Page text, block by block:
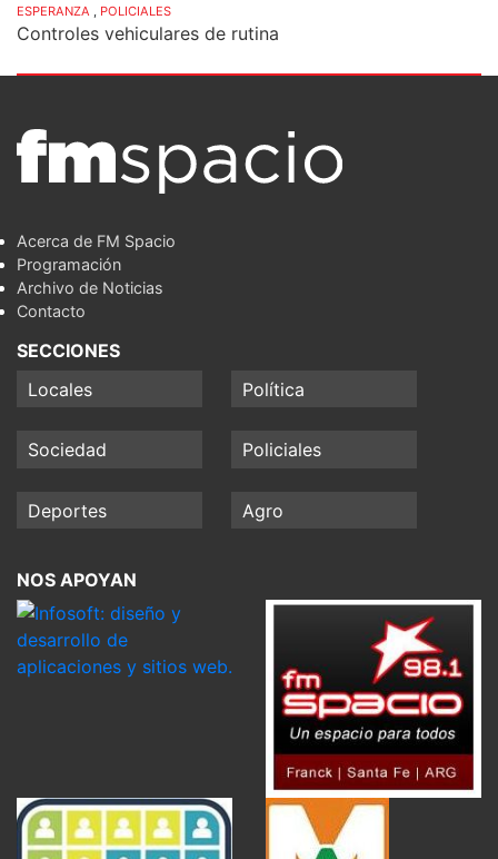
ESPERANZA , POLICIALES
Controles vehiculares de rutina
Acerca de FM Spacio
Programación
Archivo de Noticias
Contacto
SECCIONES
Locales
Política
Sociedad Policiales
Deportes Agro
NOS APOYAN